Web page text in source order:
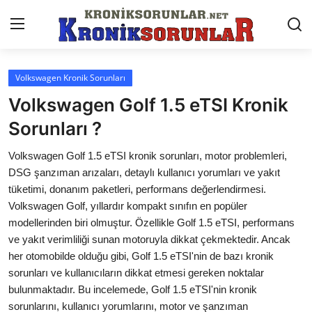
Anasayfa
Markalar
İletişim
Trafik & Cezalar
Sigorta & Kasko
Vergi & ÖTV & MTV
Muayene & Ruhsat
Sorgulamalar
Volkswagen Kronik Sorunları
Volkswagen Golf 1.5 eTSI Kronik
Sorunları ?
Volkswagen Golf 1.5 eTSI kronik sorunları, motor problemleri,
DSG şanzıman arızaları, detaylı kullanıcı yorumları ve yakıt
tüketimi, donanım paketleri, performans değerlendirmesi.
Volkswagen Golf, yıllardır kompakt sınıfın en popüler
modellerinden biri olmuştur. Özellikle Golf 1.5 eTSI, performans
ve yakıt verimliliği sunan motoruyla dikkat çekmektedir. Ancak
her otomobilde olduğu gibi, Golf 1.5 eTSI'nin de bazı kronik
sorunları ve kullanıcıların dikkat etmesi gereken noktalar
bulunmaktadır. Bu incelemede, Golf 1.5 eTSI'nin kronik
sorunlarını, kullanıcı yorumlarını, motor ve şanzıman